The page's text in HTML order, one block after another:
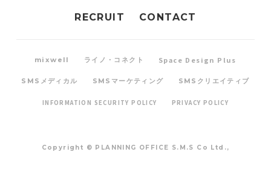
RECRUIT CONTACT
mixwell ライノ・コネクト Space Design Plus
SMSメディカル SMSマーケティング SMSクリエイティブ
INFORMATION SECURITY POLICY PRIVACY POLICY
Copyright © PLANNING OFFICE S.M.S Co Ltd.,